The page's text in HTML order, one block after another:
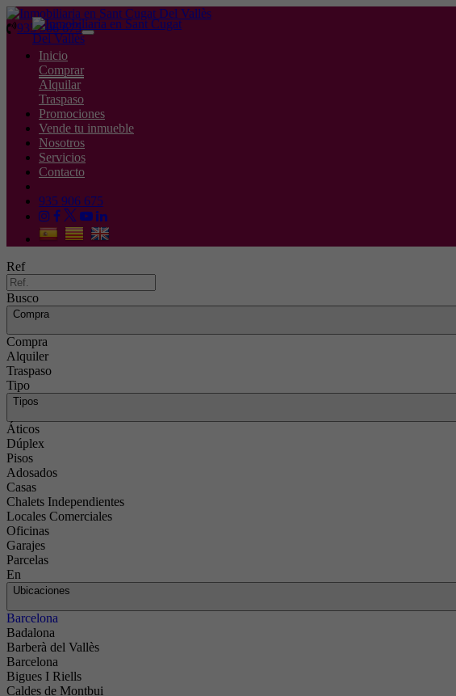
935 906 675
Toggle
Inicio
Comprar
Alquilar
Traspaso
Promociones
Vende tu inmueble
Nosotros
Servicios
Contacto
935 906 675
Ref
Busco
Compra
Compra
Alquiler
Traspaso
Tipo
Tipos
Áticos
Dúplex
Pisos
Adosados
Casas
Chalets Independientes
Locales Comerciales
Oficinas
Garajes
Parcelas
En
Ubicaciones
Barcelona
Badalona
Barberà del Vallès
Barcelona
Bigues I Riells
Caldes de Montbui